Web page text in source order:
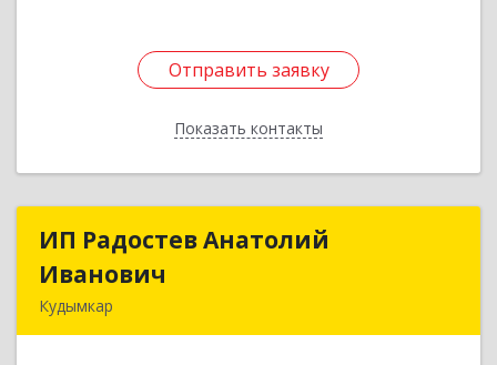
Отправить заявку
Показать контакты
Отправить заявку
Назад
ИП Радостев Анатолий
Иванович
Кудымкар
ИП Радостев Анатолий